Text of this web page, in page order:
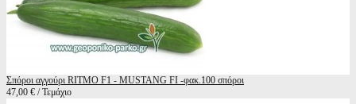
Σπόροι αγγούρι RITMO F1 - MUSTANG FI -φακ.100 σπόροι
47,00 € / Τεμάχιο